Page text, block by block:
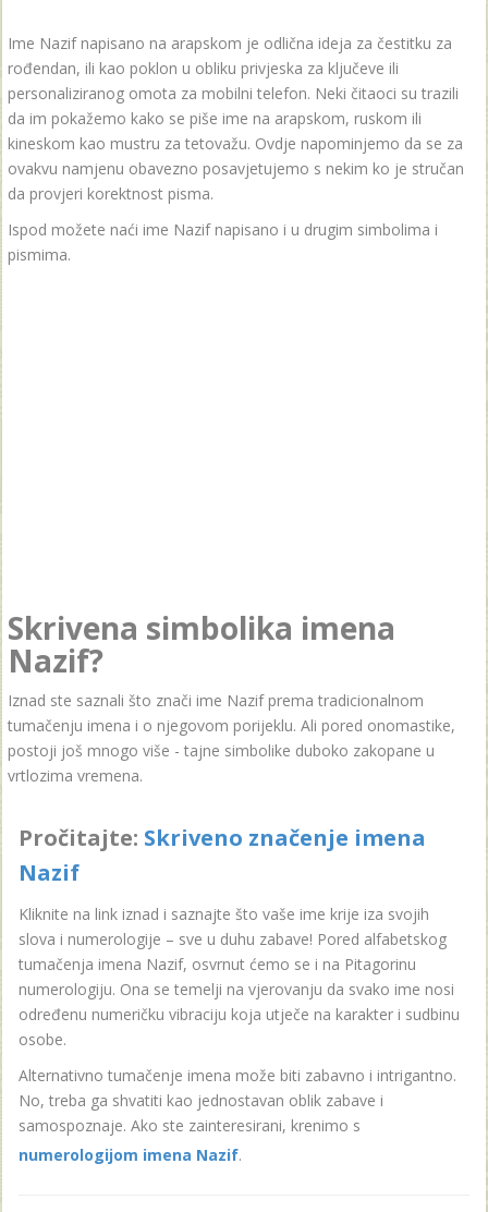
Ime Nazif napisano na arapskom je odlična ideja za čestitku za
rođendan, ili kao poklon u obliku privjeska za ključeve ili
personaliziranog omota za mobilni telefon. Neki čitaoci su trazili
da im pokažemo kako se piše ime na arapskom, ruskom ili
kineskom kao mustru za tetovažu. Ovdje napominjemo da se za
ovakvu namjenu obavezno posavjetujemo s nekim ko je stručan
da provjeri korektnost pisma.
Ispod možete naći ime Nazif napisano i u drugim simbolima i
pismima.
Skrivena simbolika imena
Nazif?
Iznad ste saznali što znači ime Nazif prema tradicionalnom
tumačenju imena i o njegovom porijeklu. Ali pored onomastike,
postoji još mnogo više - tajne simbolike duboko zakopane u
vrtlozima vremena.
Pročitajte: Skriveno značenje imena
Nazif
Kliknite na link iznad i saznajte što vaše ime krije iza svojih
slova i numerologije – sve u duhu zabave! Pored alfabetskog
tumačenja imena Nazif, osvrnut ćemo se i na Pitagorinu
numerologiju. Ona se temelji na vjerovanju da svako ime nosi
određenu numeričku vibraciju koja utječe na karakter i sudbinu
osobe.
Alternativno tumačenje imena može biti zabavno i intrigantno.
No, treba ga shvatiti kao jednostavan oblik zabave i
samospoznaje. Ako ste zainteresirani, krenimo s
numerologijom imena Nazif.